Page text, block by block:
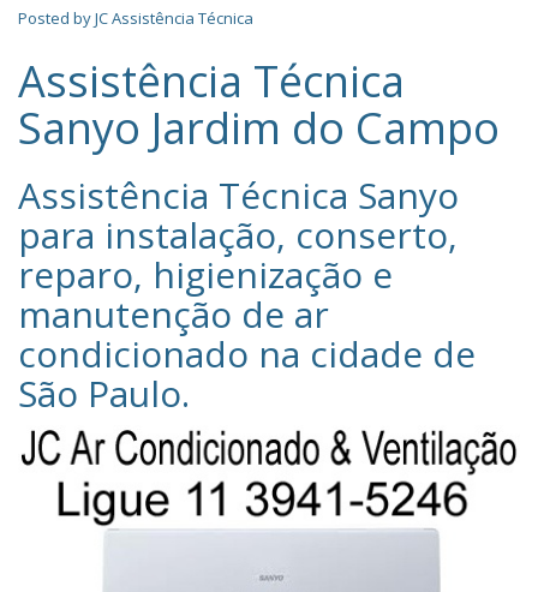
Posted byJC Assistência Técnica
Assistência Técnica
Sanyo Jardim do Campo
Assistência Técnica Sanyo‎
para instalação, conserto,
reparo, higienização e
manutenção de ar
condicionado na cidade de
São Paulo.